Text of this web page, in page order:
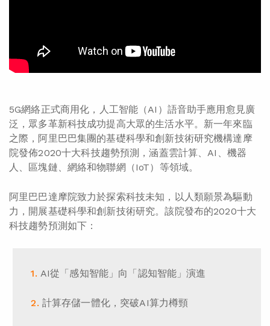
5G網絡正式商用化，人工智能（AI）語音助手應用愈見廣
泛，眾多革新科技成功提高大眾的生活水平。新一年來臨
之際，阿里巴巴集團的基礎科學和創新技術研究機構達摩
院發佈2020十大科技趨勢預測，涵蓋雲計算、AI、機器
人、區塊鏈、網絡和物聯網（IoT）等領域。
阿里巴巴達摩院致力於探索科技未知，以人類願景為驅動
力，開展基礎科學和創新技術研究。該院發布的2020十大
科技趨勢預測如下：
AI從「感知智能」向「認知智能」演進
計算存儲一體化，突破AI算力樽頸